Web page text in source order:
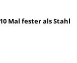
Mal fester als Stahl